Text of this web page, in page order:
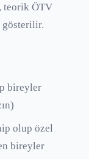
teorik ÖTV
bireyler
olup özel
bireyler